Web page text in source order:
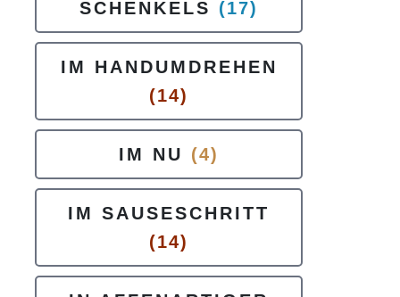
SCHENKELS (17)
IM HANDUMDREHEN
(14)
IM NU (4)
IM SAUSESCHRITT
(14)